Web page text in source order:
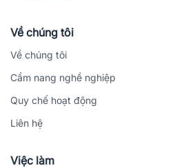
Về chúng tôi
Về chúng tôi
Cẩm nang nghề nghiệp
Quy chế hoạt động
Liên hệ
Việc làm